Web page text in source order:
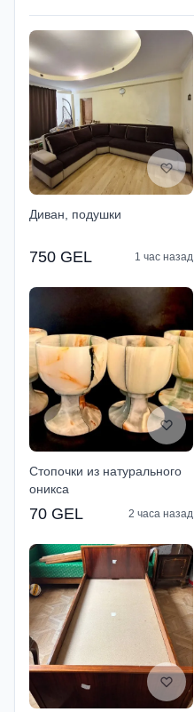
Диван, подушки
750 GEL 1 час назад
Стопочки из натурального
оникса
70 GEL 2 часа назад